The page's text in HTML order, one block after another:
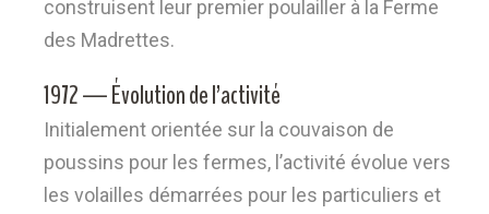
construisent leur premier poulailler à la Ferme
des Madrettes.
1972 — Évolution de l’activité
Initialement orientée sur la couvaison de
poussins pour les fermes, l’activité évolue vers
les volailles démarrées pour les particuliers et